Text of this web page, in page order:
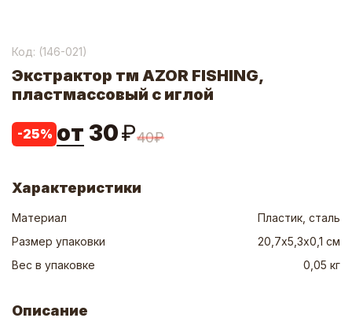
Код: (146-021)
Экстрактор тм AZOR FISHING,
пластмассовый с иглой
-25% от 30₽40₽
Характеристики
Материал
Пластик, сталь
Размер упаковки
20,7х5,3х0,1 см
Вес в упаковке
0,05 кг
Описание